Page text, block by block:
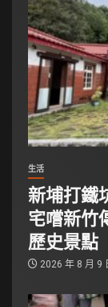
生活
新埔打鐵
宅嚐新竹
歷史景點
2026 年 8 月 9